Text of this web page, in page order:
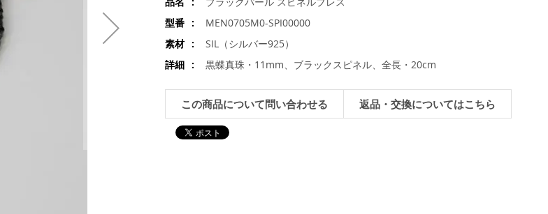
型番
MEN0705M0-SPI00000
素材
SIL（シルバー925）
詳細
黒蝶真珠・11mm、ブラックスピネル、全長・20cm
この商品について問い合わせる 返品・交換についてはこちら